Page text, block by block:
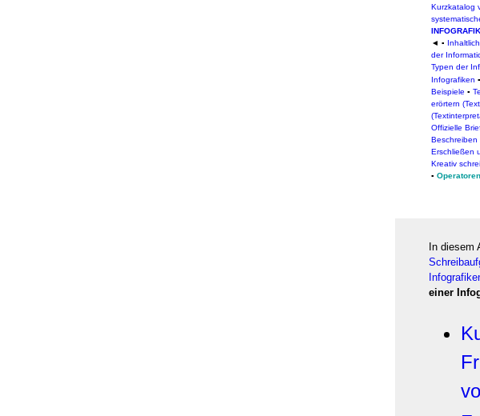
Kurzkatalog
◄ ▪
der
Typen der
Infografiken ▪
Beispiele ▪
erörtern
Offizielle
Beschreiben
Erschließen
Kreativ
▪
In diesem
einer